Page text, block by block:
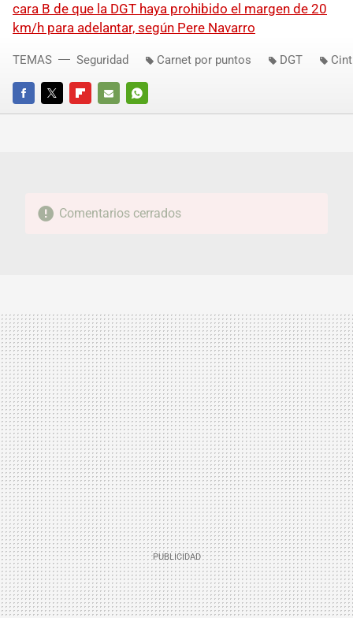
cara B de que la DGT haya prohibido el margen de 20
km/h para adelantar, según Pere Navarro
FACEBOOKTWITTERFLIPBOARD
E-
WHATSAPP
TEMAS Seguridad Carnet por puntos DGT
Comentarios cerrados